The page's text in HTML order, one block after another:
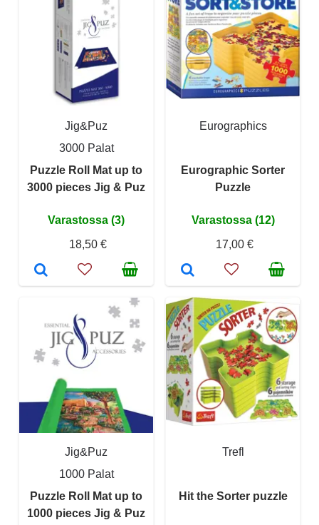
Jig&Puz
3000 Palat
Puzzle Roll Mat up to
3000 pieces Jig & Puz
Varastossa (3)
18,50 €
Eurographics
Eurographic Sorter
Puzzle
Varastossa (12)
17,00 €
Jig&Puz
1000 Palat
Puzzle Roll Mat up to
1000 pieces Jig & Puz
Trefl
Hit the Sorter puzzle